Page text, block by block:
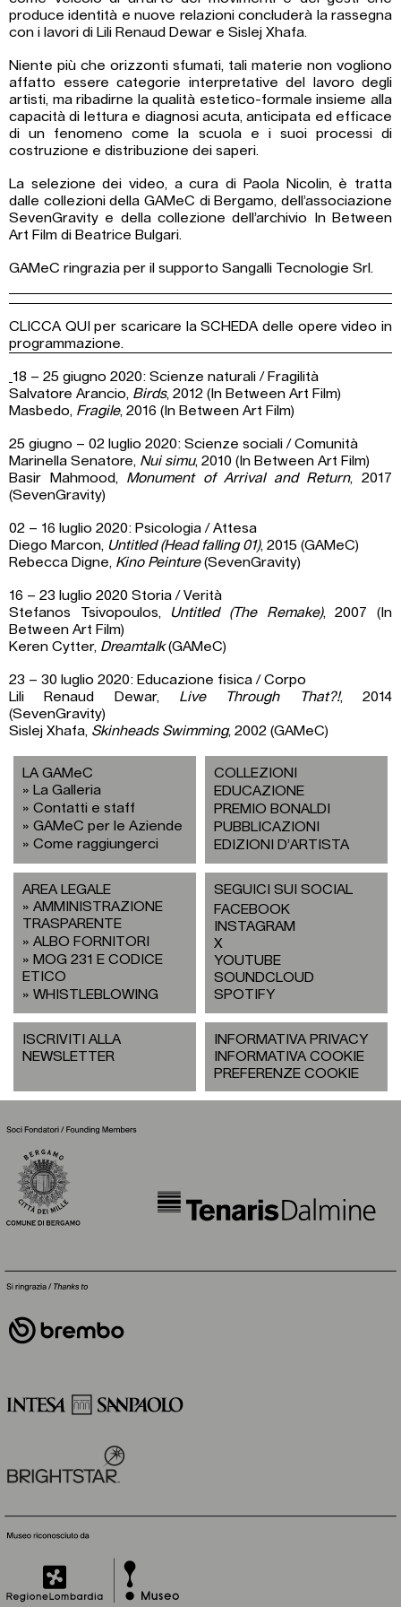
produce identità e nuove relazioni concluderà la rassegna
con i lavori di Lili Renaud Dewar e Sislej Xhafa.
Niente più che orizzonti sfumati, tali materie non vogliono
affatto essere categorie interpretative del lavoro degli
artisti, ma ribadirne la qualità estetico-formale insieme alla
capacità di lettura e diagnosi acuta, anticipata ed efficace
di un fenomeno come la scuola e i suoi processi di
costruzione e distribuzione dei saperi.
La selezione dei video, a cura di Paola Nicolin, è tratta
dalle collezioni della GAMeC di Bergamo, dell’associazione
SevenGravity e della collezione dell’archivio In Between
Art Film di Beatrice Bulgari.
GAMeC ringrazia per il supporto Sangalli Tecnologie Srl.
CLICCA QUI per scaricare la SCHEDA delle opere video in
programmazione.
18 – 25 giugno 2020: Scienze naturali / Fragilità
Salvatore Arancio, Birds, 2012 (In Between Art Film)
Masbedo, Fragile, 2016 (In Between Art Film)
25 giugno – 02 luglio 2020: Scienze sociali / Comunità
Marinella Senatore, Nui simu, 2010 (In Between Art Film)
Basir Mahmood, Monument of Arrival and Return, 2017
(SevenGravity)
02 – 16 luglio 2020: Psicologia / Attesa
Diego Marcon, Untitled (Head falling 01), 2015 (GAMeC)
Rebecca Digne, Kino Peinture(SevenGravity)
16 – 23 luglio 2020 Storia / Verità
Stefanos Tsivopoulos, Untitled (The Remake), 2007 (In
Between Art Film)
Keren Cytter, Dreamtalk(GAMeC)
23 – 30 luglio 2020: Educazione fisica / Corpo
Lili Renaud Dewar, Live Through That?!, 2014
(SevenGravity)
Sislej Xhafa, Skinheads Swimming, 2002 (GAMeC)
LA GAMeC
La Galleria
Contatti e staff
GAMeC per le Aziende
Come raggiungerci
COLLEZIONI
EDUCAZIONE
PREMIO BONALDI
PUBBLICAZIONI
EDIZIONI D’ARTISTA
AREA LEGALE
AMMINISTRAZIONE
TRASPARENTE
ALBO FORNITORI
MOG 231 E CODICE
ETICO
WHISTLEBLOWING
SEGUICI SUI SOCIAL
FACEBOOK
INSTAGRAM
X
YOUTUBE
SOUNDCLOUD
SPOTIFY
ISCRIVITI ALLA
NEWSLETTER
INFORMATIVA PRIVACY
INFORMATIVA COOKIE
PREFERENZE COOKIE